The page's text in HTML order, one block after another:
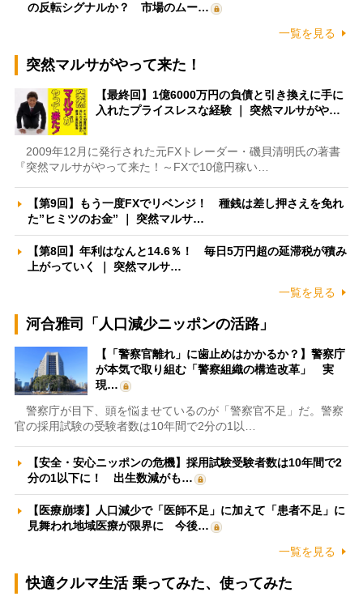
の反転シグナルか？ 市場のムー…
一覧を見る
突然マルサがやって来た！
【最終回】1億6000万円の負債と引き換えに手に
入れたプライスレスな経験 ｜ 突然マルサがや…
2009年12月に発行された元FXトレーダー・磯貝清明氏の著書
『突然マルサがやって来た！～FXで10億円稼い…
【第9回】もう一度FXでリベンジ！ 種銭は差し押さえを免れ
た”ヒミツのお金” ｜ 突然マルサ…
【第8回】年利はなんと14.6％！ 毎日5万円超の延滞税が積み
上がっていく ｜ 突然マルサ…
一覧を見る
河合雅司「人口減少ニッポンの活路」
【「警察官離れ」に歯止めはかかるか？】警察庁
が本気で取り組む「警察組織の構造改革」 実
現…
警察庁が目下、頭を悩ませているのが「警察官不足」だ。警察
官の採用試験の受験者数は10年間で2分の1以…
【安全・安心ニッポンの危機】採用試験受験者数は10年間で2
分の1以下に！ 出生数減がも…
【医療崩壊】人口減少で「医師不足」に加えて「患者不足」に
見舞われ地域医療が限界に 今後…
一覧を見る
快適クルマ生活 乗ってみた、使ってみた